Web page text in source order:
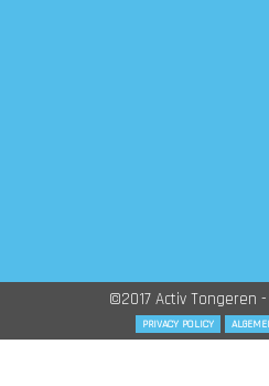
©2017 Activ Tongeren
PRIVACY POLICY